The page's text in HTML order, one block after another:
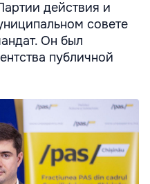
действия и
совете
Он был
публичной